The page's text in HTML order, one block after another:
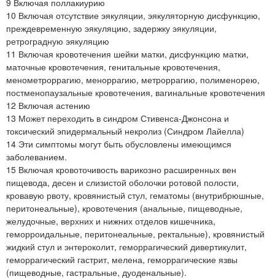
10 Включая отсутствие эякуляции, эякуляторную дисфункцию,
преждевременную эякуляцию, задержку эякуляции,
ретроградную эякуляцию
11 Включая кровотечения шейки матки, дисфункцию матки,
маточные кровотечения, генитальные кровотечения,
менометроррагию, меноррагию, метроррагию, полименорею,
постменопаузальные кровотечения, вагинальные кровотечения
12 Включая астению
13 Может переходить в синдром Стивенса-Джонсона и
токсический эпидермальный некролиз (Синдром Лайелла)
14 Эти симптомы могут быть обусловлены имеющимся
заболеванием.
15 Включая кровоточивость варикозно расширенных вен
пищевода, десен и слизистой оболочки ротовой полости,
кровавую рвоту, кровянистый стул, гематомы (внутрибрюшные,
перитонеальные), кровотечения (анальные, пищеводные,
желудочные, верхних и нижних отделов кишечника,
геморроидальные, перитонеальные, ректальные), кровянистый
жидкий стул и энтероколит, геморрагический дивертикулит,
геморрагический гастрит, мелена, геморрагические язвы
(пищеводные, гастральные, дуоденальные).